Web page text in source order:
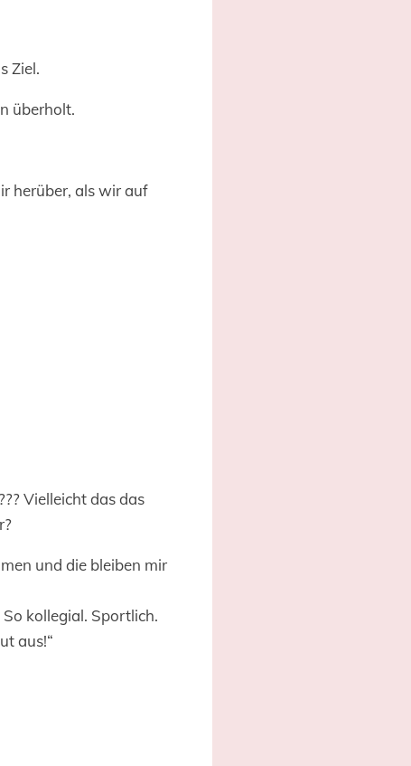
Ziel.
überholt.
herüber, als wir auf
Vielleicht das das
und die bleiben mir
kollegial. Sportlich.
aus!“